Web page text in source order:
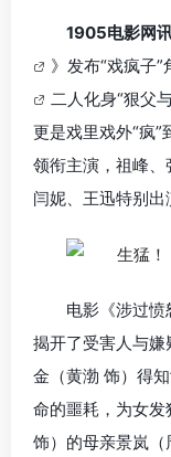
1905电影网
》发布“戏疯子”
二人化身“狠父
更是戏里戏外“疯
领衔主演，祖峰、
闫妮、王迅特别出
电影《涉过愤
揭开了受害人与
金（黄渤 饰）得
命的噩耗，为女
饰）的母亲景岚（